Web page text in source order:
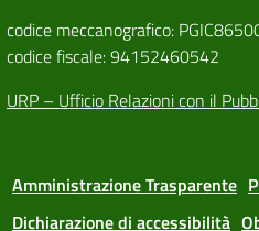
codice meccanografico:
codice fiscale: 94152460542
URP – Ufficio Relazioni con il
Amministrazione Trasparente
Dichiarazione di accessibilità